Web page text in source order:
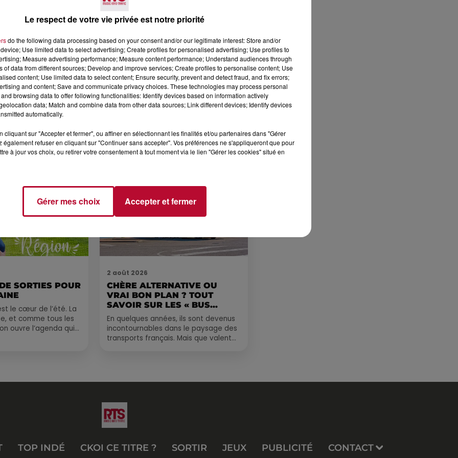
À
4 août 2026
HÉRAULT, PYRÉNÉES-
ORIENTALES : TROIS SPOTS
Pas besoin de bouteilles de plongée
lourdes ni de diplômes complexes
pour observer la vie sous-marine. Cet
SORTIES POUR
le cœur de l’été. La
et comme tous les
ouvre l’agenda qui
2 août 2026
CHÈRE ALTERNATIVE OU
VRAI BON PLAN ? TOUT
SAVOIR SUR LES « BUS...
En quelques années, ils sont devenus
incontournables dans le paysage des
transports français. Mais que valent
TOP INDÉ CKOI CE TITRE ? SORTIR JEUX PUBLICITÉ CONTACT
Le respect de votre vie privée est notre priorité
do the following data processing based on your consent and/or our legitimate interest: Store and/or
Use limited data to select advertising; Create profiles for personalised advertising; Use profiles to
Measure advertising performance; Measure content performance; Understand audiences through
of data from different sources; Develop and improve services; Create profiles to personalise content; Use
content; Use limited data to select content; Ensure security, prevent and detect fraud, and fix errors;
and content; Save and communicate privacy choices. These technologies may process personal
browsing data to offer following functionalities: Identify devices based on information actively
data; Match and combine data from other data sources; Link different devices; Identify devices
automatically.
cliquant sur "Accepter et fermer", ou affiner en sélectionnant les finalités et/ou partenaires dans "Gérer
également refuser en cliquant sur "Continuer sans accepter". Vos préférences ne s'appliqueront que pour
à jour vos choix, ou retirer votre consentement à tout moment via le lien "Gérer les cookies" situé en
Gérer mes choix Accepter et fermer